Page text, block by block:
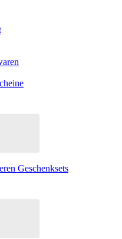
Geschenksets